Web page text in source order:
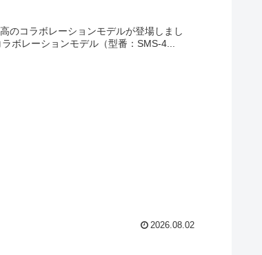
のコラボレーションモデルが登場しまし
ボレーションモデル（型番：SMS-4...
2026.08.02